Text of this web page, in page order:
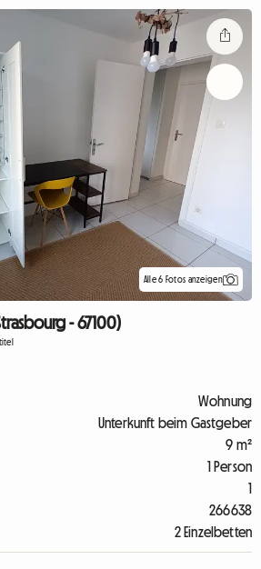
Alle 6 Fotos anzeigen
- 67100)
Wohnung
Unterkunft beim Gastgeber
9 m²
1 Person
1
266638
2 Einzelbetten